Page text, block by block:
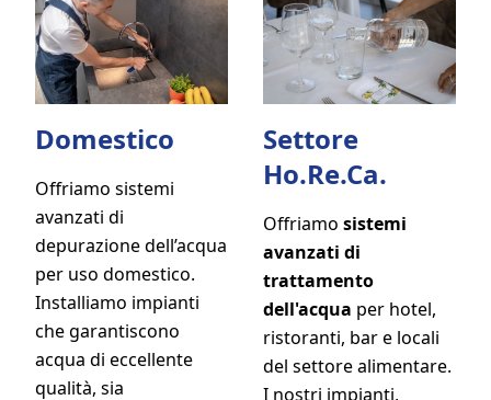
Domestico
Offriamo sistemi
avanzati di
depurazione dell’acqua
per uso domestico.
Installiamo impianti
che garantiscono
acqua di eccellente
qualità, sia
Settore
Ho.Re.Ca.
Offriamo sistemi
avanzati di
trattamento
dell'acqua per hotel,
ristoranti, bar e locali
del settore alimentare.
I nostri impianti,